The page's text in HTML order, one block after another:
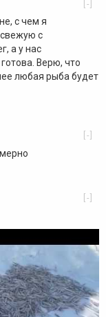
[-]
с чем я
свежую с
а у нас
Верю, что
любая рыба будет
[-]
[-]